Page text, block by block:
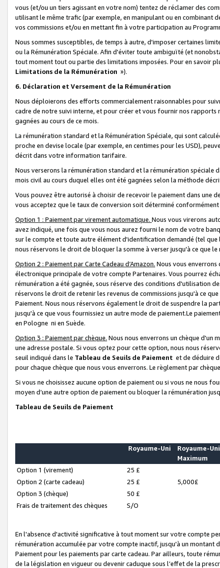
vous (et/ou un tiers agissant en votre nom) tentez de réclamer des
utilisant le même trafic (par exemple, en manipulant ou en combinant
vos commissions et/ou en mettant fin à votre participation au
Nous sommes susceptibles, de temps à autre, d'imposer certaines
ou la Rémunération Spéciale. Afin d'éviter toute ambiguïté (et
tout moment tout ou partie des limitations imposées. Pour en savoir
Limitations de la Rémunération »).
6. Déclaration et Versement de la Rémunération
Nous déploierons des efforts commercialement raisonnables pour
cadre de notre suivi interne, et pour créer et vous fournir nos
gagnées au cours de ce mois.
La rémunération standard et la Rémunération Spéciale, qui sont
proche en devise locale (par exemple, en centimes pour les USD),
décrit dans votre information tarifaire.
Nous verserons la rémunération standard et la rémunération spéciale
mois civil au cours duquel elles ont été gagnées selon la méthode
Vous pouvez être autorisé à choisir de recevoir le paiement dans une
vous acceptez que le taux de conversion soit déterminé
Option 1 : Paiement par virement automatique. Nous vous virerons
avez indiqué, une fois que vous nous aurez fourni le nom de votre
sur le compte et toute autre élément d'identification demandé (tel que
nous réservons le droit de bloquer la somme à verser jusqu'à ce que
Option 2 : Paiement par Carte Cadeau d’Amazon. Nous vous
électronique principale de votre compte Partenaires. Vous pourrez
rémunération a été gagnée, sous réserve des conditions d'utilisation
réservons le droit de retenir les revenus de commissions jusqu'à ce
Paiement. Nous nous réservons également le droit de suspendre la
jusqu'à ce que vous fournissiez un autre mode de paiement.Le
en Pologne ni en Suède.
Option 3 : Paiement par chèque. Nous nous enverrons un chèque d'un
une adresse postale. Si vous optez pour cette option, nous nous
seuil indiqué dans le Tableau de Seuils de Paiement et de déduire
pour chaque chèque que nous vous enverrons. Le règlement par
Si vous ne choisissez aucune option de paiement ou si vous ne nous
moyen d’une autre option de paiement ou bloquer la rémunération
Tableau de Seuils de Paiement
Royaume-Uni
Royaume-Uni
Maximum
Option 1 (virement)
25 £
Option 2 (carte cadeau)
25 £
5,000£
Option 3 (chèque)
50 £
Frais de traitement des chèques
S/O
En l'absence d'activité significative à tout moment sur votre compte
rémunération accumulée par votre compte inactif, jusqu'à un montant
Paiement pour les paiements par carte cadeau. Par ailleurs, toute
de la législation en vigueur ou devenir caduque sous l’effet de la